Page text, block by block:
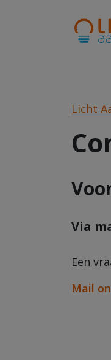
Licht
Via
Een
Mail